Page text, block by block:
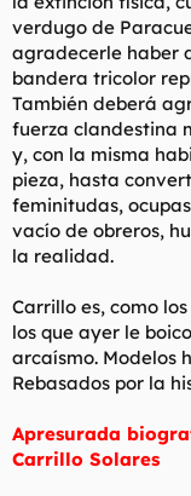
verdugo de
agradecerle haber
bandera tricolor
También deberá
fuerza clandestina
y, con la misma
pieza, hasta
feminitudas,
vacío de obreros,
la realidad.
Carrillo es, como
los que ayer le
arcaísmo. Modelos
Rebasados por la
Apresurada
Carrillo Solares